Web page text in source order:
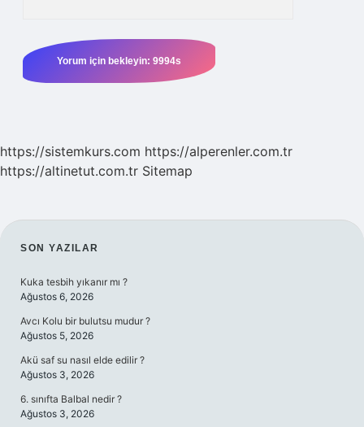
https://sistemkurs.com https://alperenler.com.tr
https://altinetut.com.tr Sitemap
SIDEBAR
SON YAZILAR
Kuka tesbih yıkanır mı ?
Ağustos 6, 2026
Avcı Kolu bir bulutsu mudur ?
Ağustos 5, 2026
Akü saf su nasıl elde edilir ?
Ağustos 3, 2026
6. sınıfta Balbal nedir ?
Ağustos 3, 2026